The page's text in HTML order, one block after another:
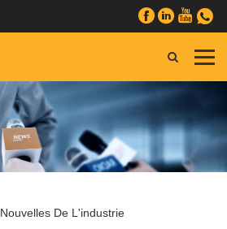
Nouvelles De L'industrie